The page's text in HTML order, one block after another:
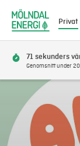
Privat
Bli kund
Flytta
71 sekunders
Genomsnitt under